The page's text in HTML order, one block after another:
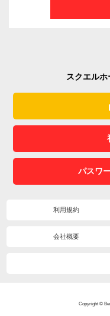
スクエル
パスワ
利用規約
会社概要
Copyright ©